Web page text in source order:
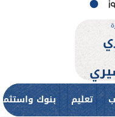
تعليم بنوك